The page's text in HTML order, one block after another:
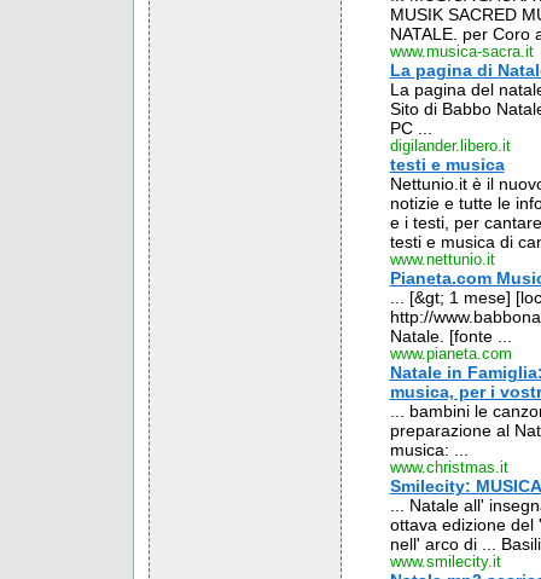
MUSIK SACRED
NATALE. per Coro
www.musica-sacra.it
La pagina di
La pagina del
Sito di Babbo
PC ...
digilander.libero.it
testi e musica
Nettunio.it è il
notizie e tutte le
e i testi, per
testi e musica di
www.nettunio.it
Pianeta.com
... [&gt; 1 mese]
http://
Natale. [fonte ...
www.pianeta.com
Natale in
musica, per i
... bambini le
preparazione al
musica: ...
www.christmas.it
Smilecity:
... Natale all'
ottava edizione del
nell' arco di ...
www.smilecity.it